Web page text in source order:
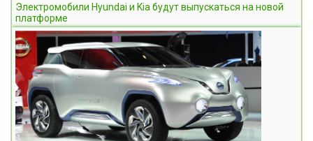
Электромобили Hyundai и Kia будут выпускаться на новой
платформе